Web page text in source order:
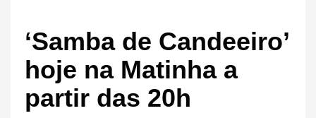
‘Samba de Candeeiro’
hoje na Matinha a
partir das 20h